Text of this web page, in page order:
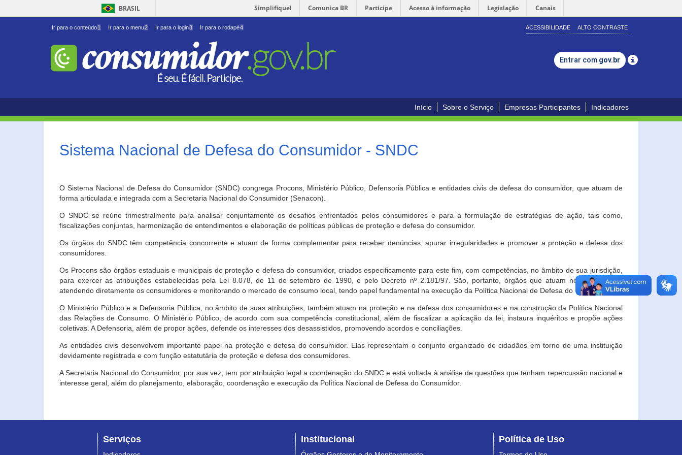
BRASIL Simplifique! Comunica BR Participe Acesso à informação Legislação Canais
Ir para o conteúdo1 Ir para o menu2 Ir para o login3 Ir para o rodapé4 ACESSIBILIDADE ALTO CONTRASTE
Entrar com gov.br
Início Sobre o Serviço Empresas Participantes Indicadores
Sistema Nacional de Defesa do Consumidor - SNDC
O Sistema Nacional de Defesa do Consumidor (SNDC) congrega Procons, Ministério Público, Defensoria Pública e entidades civis de defesa do consumidor, que atuam de
forma articulada e integrada com a Secretaria Nacional do Consumidor (Senacon).
O SNDC se reúne trimestralmente para analisar conjuntamente os desafios enfrentados pelos consumidores e para a formulação de estratégias de ação, tais como,
fiscalizações conjuntas, harmonização de entendimentos e elaboração de políticas públicas de proteção e defesa do consumidor.
Os órgãos do SNDC têm competência concorrente e atuam de forma complementar para receber denúncias, apurar irregularidades e promover a proteção e defesa dos
consumidores.
Os Procons são órgãos estaduais e municipais de proteção e defesa do consumidor, criados especificamente para este fim, com competências, no âmbito de sua jurisdição,
para exercer as atribuições estabelecidas pela Lei 8.078, de 11 de setembro de 1990, e pelo Decreto nº 2.181/97. São, portanto, órgãos que atuam no âmbito local,
atendendo diretamente os consumidores e monitorando o mercado de consumo local, tendo papel fundamental na execução da Política Nacional de Defesa do Consumidor.
O Ministério Público e a Defensoria Pública, no âmbito de suas atribuições, também atuam na proteção e na defesa dos consumidores e na construção da Política Nacional
das Relações de Consumo. O Ministério Público, de acordo com sua competência constitucional, além de fiscalizar a aplicação da lei, instaura inquéritos e propõe ações
coletivas. A Defensoria, além de propor ações, defende os interesses dos desassistidos, promovendo acordos e conciliações.
As entidades civis desenvolvem importante papel na proteção e defesa do consumidor. Elas representam o conjunto organizado de cidadãos em torno de uma instituição
devidamente registrada e com função estatutária de proteção e defesa dos consumidores.
A Secretaria Nacional do Consumidor, por sua vez, tem por atribuição legal a coordenação do SNDC e está voltada à análise de questões que tenham repercussão nacional e
interesse geral, além do planejamento, elaboração, coordenação e execução da Política Nacional de Defesa do Consumidor.
Serviços Institucional Política de Uso